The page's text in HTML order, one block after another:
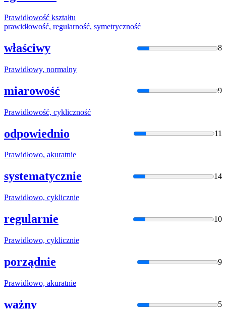
Prawidłowość kształtu
prawidłowość, regularność, symetryczność
właściwy 8
Prawidłowy, normalny
miarowość 9
Prawidłowość, cykliczność
odpowiednio 11
Prawidłowo, akuratnie
systematycznie 14
Prawidłowo, cyklicznie
regularnie 10
Prawidłowo, cyklicznie
porządnie 9
Prawidłowo, akuratnie
ważny 5